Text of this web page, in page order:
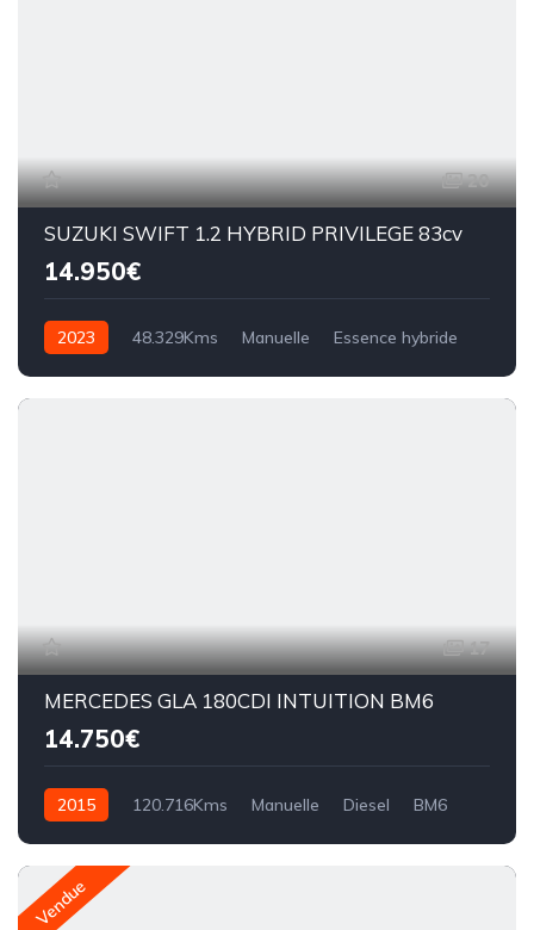
20
SUZUKI SWIFT 1.2 HYBRID PRIVILEGE 83cv
14.950€
2023 48.329Kms Manuelle Essence hybride
17
MERCEDES GLA 180CDI INTUITION BM6
14.750€
2015 120.716Kms Manuelle Diesel BM6
Vendue